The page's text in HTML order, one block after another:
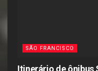
SÃO FRANCISCO
Itinerário de ônibus